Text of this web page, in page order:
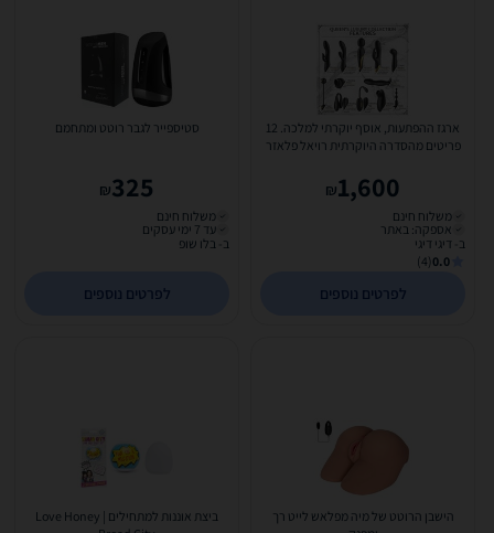
ארגז ההפתעות, אוסף יוקרתי למלכה. 12
פריטים מהסדרה היוקרתית רויאל פלאזר
1,600
₪
משלוח חינם
אספקה: באתר
ב- דיגי דיגי
0.0
(4)
לפרטים נוספים
סטיספייר לגבר רוטט ומתחמם
325
₪
משלוח חינם
עד 7 ימי עסקים
ב- בלו שופ
לפרטים נוספים
הישבן הרוטט של מיה מפלאש לייט רך
ביצת אוננות למתחילים | Love Honey